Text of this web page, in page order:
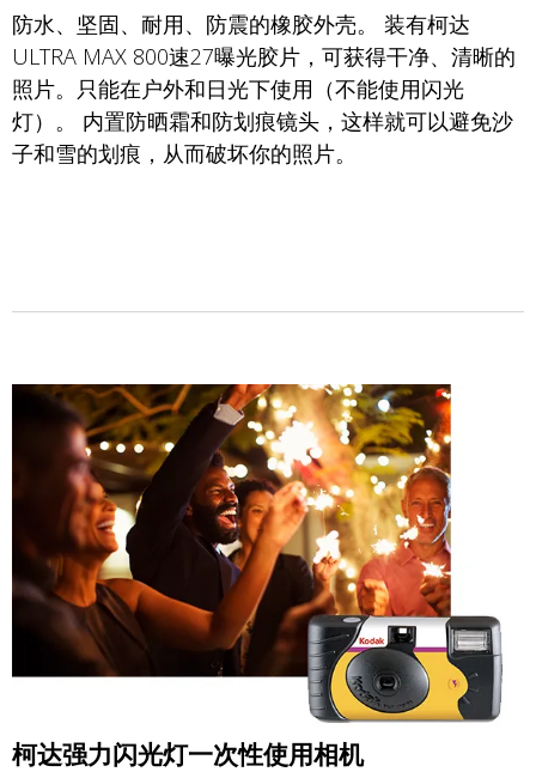
防水、坚固、耐用、防震的橡胶外壳。 装有柯达
ULTRA MAX 800速27曝光胶片，可获得干净、清晰的
照片。只能在户外和日光下使用（不能使用闪光
灯）。 内置防晒霜和防划痕镜头，这样就可以避免沙
子和雪的划痕，从而破坏你的照片。
柯达强力闪光灯一次性使用相机